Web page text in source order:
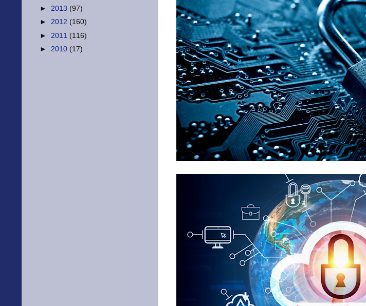
► 2013 (97)
► 2012 (160)
► 2011 (116)
► 2010 (17)